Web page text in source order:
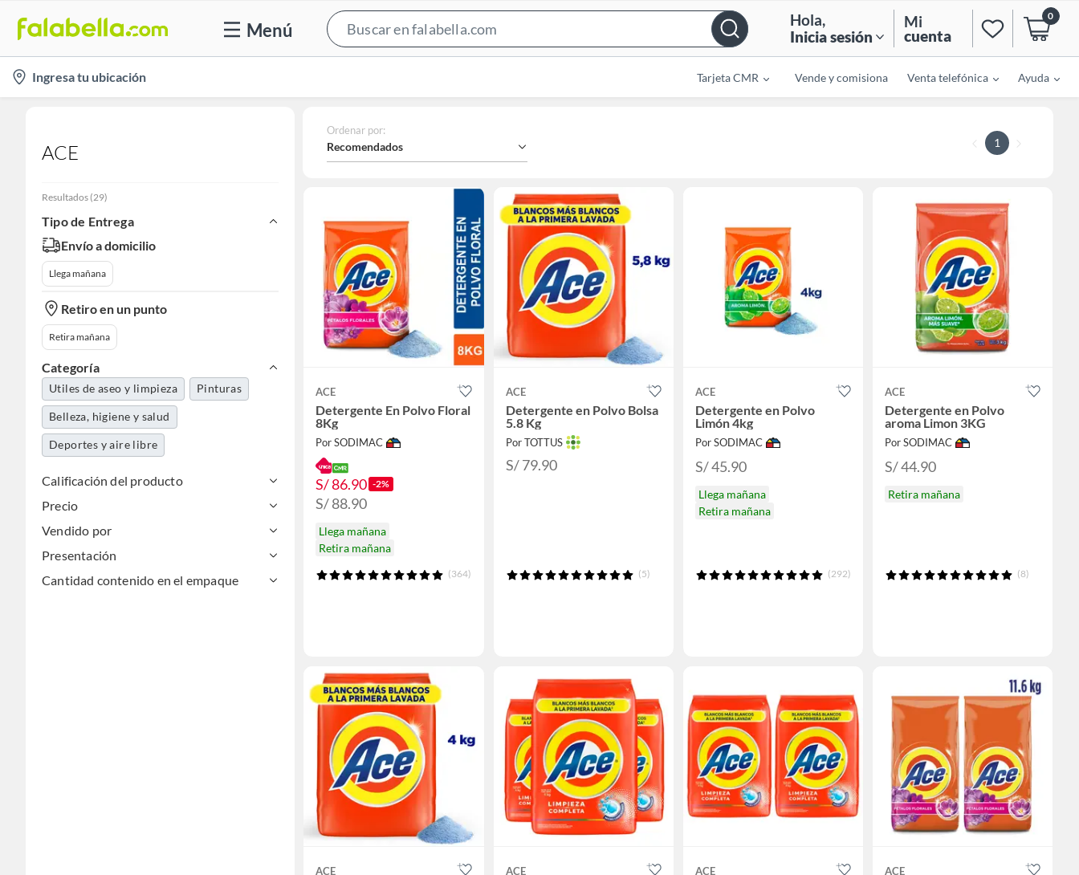
Menú
Bar
Hola,
Inicia sesión
Mi
cuenta
0
location-
icon
Ingresa tu ubicación Tarjeta CMR Vende y comisiona Venta telefónica Ayuda
ACE
Resultados (29)
Tipo de Entrega
Envío a domicilio
Llega mañana
Retiro en un punto
Retira mañana
Categoría
Utiles de aseo y limpieza Pinturas
Belleza, higiene y salud
Deportes y aire libre
Calificación del producto
Precio
Vendido por
Presentación
Cantidad contenido en el empaque
Ordenar por:
Recomendados 1
ACE
Detergente En Polvo Floral
8Kg
Por SODIMAC
S/ 86.90 -2%
S/ 88.90
Llega mañana
Retira mañana
(364)
ACE
Detergente en Polvo Bolsa
5.8 Kg
Por TOTTUS
S/ 79.90
(5)
ACE
Detergente en Polvo
Limón 4kg
Por SODIMAC
S/ 45.90
Llega mañana
Retira mañana
(292)
ACE
Detergente en Polvo
aroma Limon 3KG
Por SODIMAC
S/ 44.90
Retira mañana
(8)
ACE ACE ACE ACE